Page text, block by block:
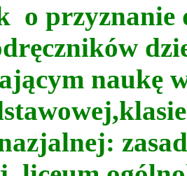
o przyznanie
naukę